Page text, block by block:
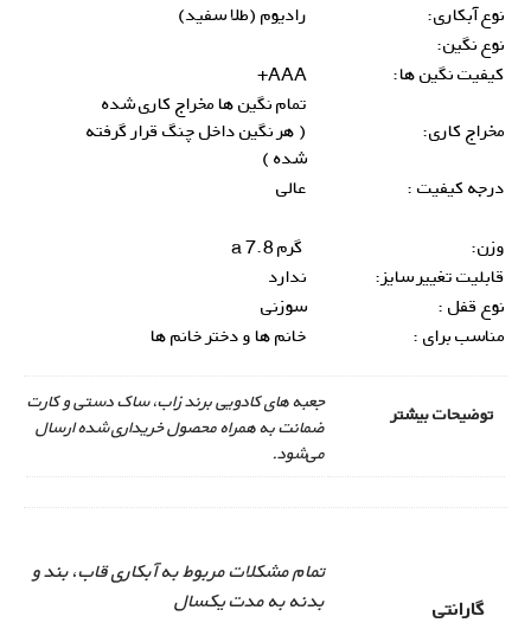
نوع آبکاری:
رادیوم (طلا سفید)
نوع نگین:
کیفیت نگین ها:
AAA+
مخراج کاری:
تمام نگین ها مخراج کاری شده
( هر نگین داخل چنگ قرار گرفته
شده )
درجه کیفیت :
عالی
وزن:
گرم 7.8 a
قابلیت تغییر سایز:
ندارد
نوع قفل :
سوزنی
مناسب برای :
خانم ها و دختر خانم ها
توضیحات بیشتر
جعبه های کادویی برند زاب، ساک دستی و کارت
ضمانت به همراه محصول خریداری شده ارسال
می‌شود.
گارانتی
تمام مشکلات مربوط به آبکاری قاب، بند و
بدنه به مدت یکسال